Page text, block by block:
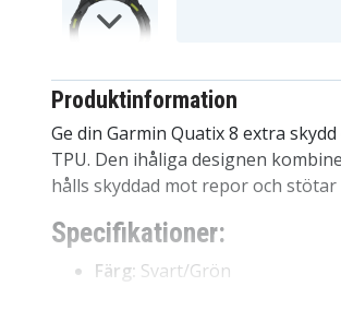
Produktinformation
Ge din Garmin Quatix 8 extra
TPU. Den ihåliga designen
hålls skyddad mot repor och
Specifikationer:
Färg: Svart/Grön